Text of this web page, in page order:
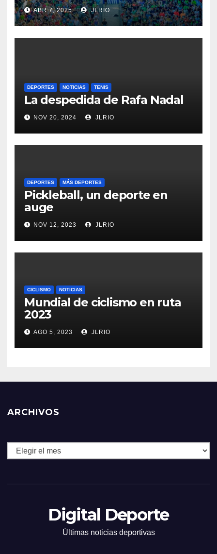
ABR 7, 2025 JLRIO
DEPORTES NOTICIAS TENIS
La despedida de Rafa Nadal
NOV 20, 2024 JLRIO
DEPORTES MÁS DEPORTES
Pickleball, un deporte en
auge
NOV 12, 2023 JLRIO
CICLISMO NOTICIAS
Mundial de ciclismo en ruta
2023
AGO 5, 2023 JLRIO
ARCHIVOS
Archivos
Digital Deporte
Últimas noticias deportivas